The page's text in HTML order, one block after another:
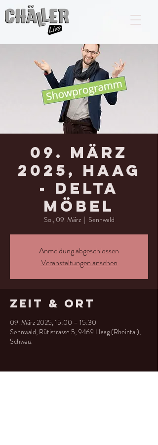
09. März
2025, HAAG
- Delta
Möbel
So., 09. März
  |
Sennwald
Anmeldung abgeschlossen
Veranstaltungen ansehen
Zeit & Ort
09. März 2025, 15:00 – 15:30
Sennwald, Rütistrasse 5, 9469 Haag (Rheintal),
Schweiz